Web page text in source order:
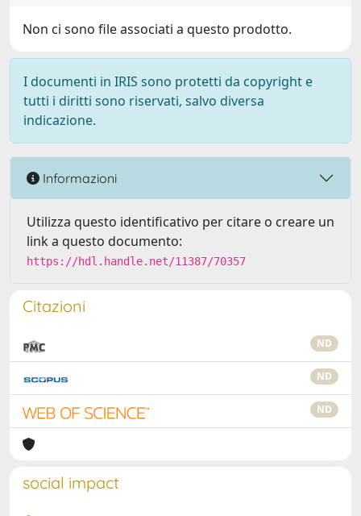
Non ci sono file associati a questo prodotto.
I documenti in IRIS sono protetti da copyright e
tutti i diritti sono riservati, salvo diversa
indicazione.
Informazioni
Utilizza questo identificativo per citare o creare un
link a questo documento:
https://hdl.handle.net/11387/70357
Citazioni
ND
ND
ND
social impact